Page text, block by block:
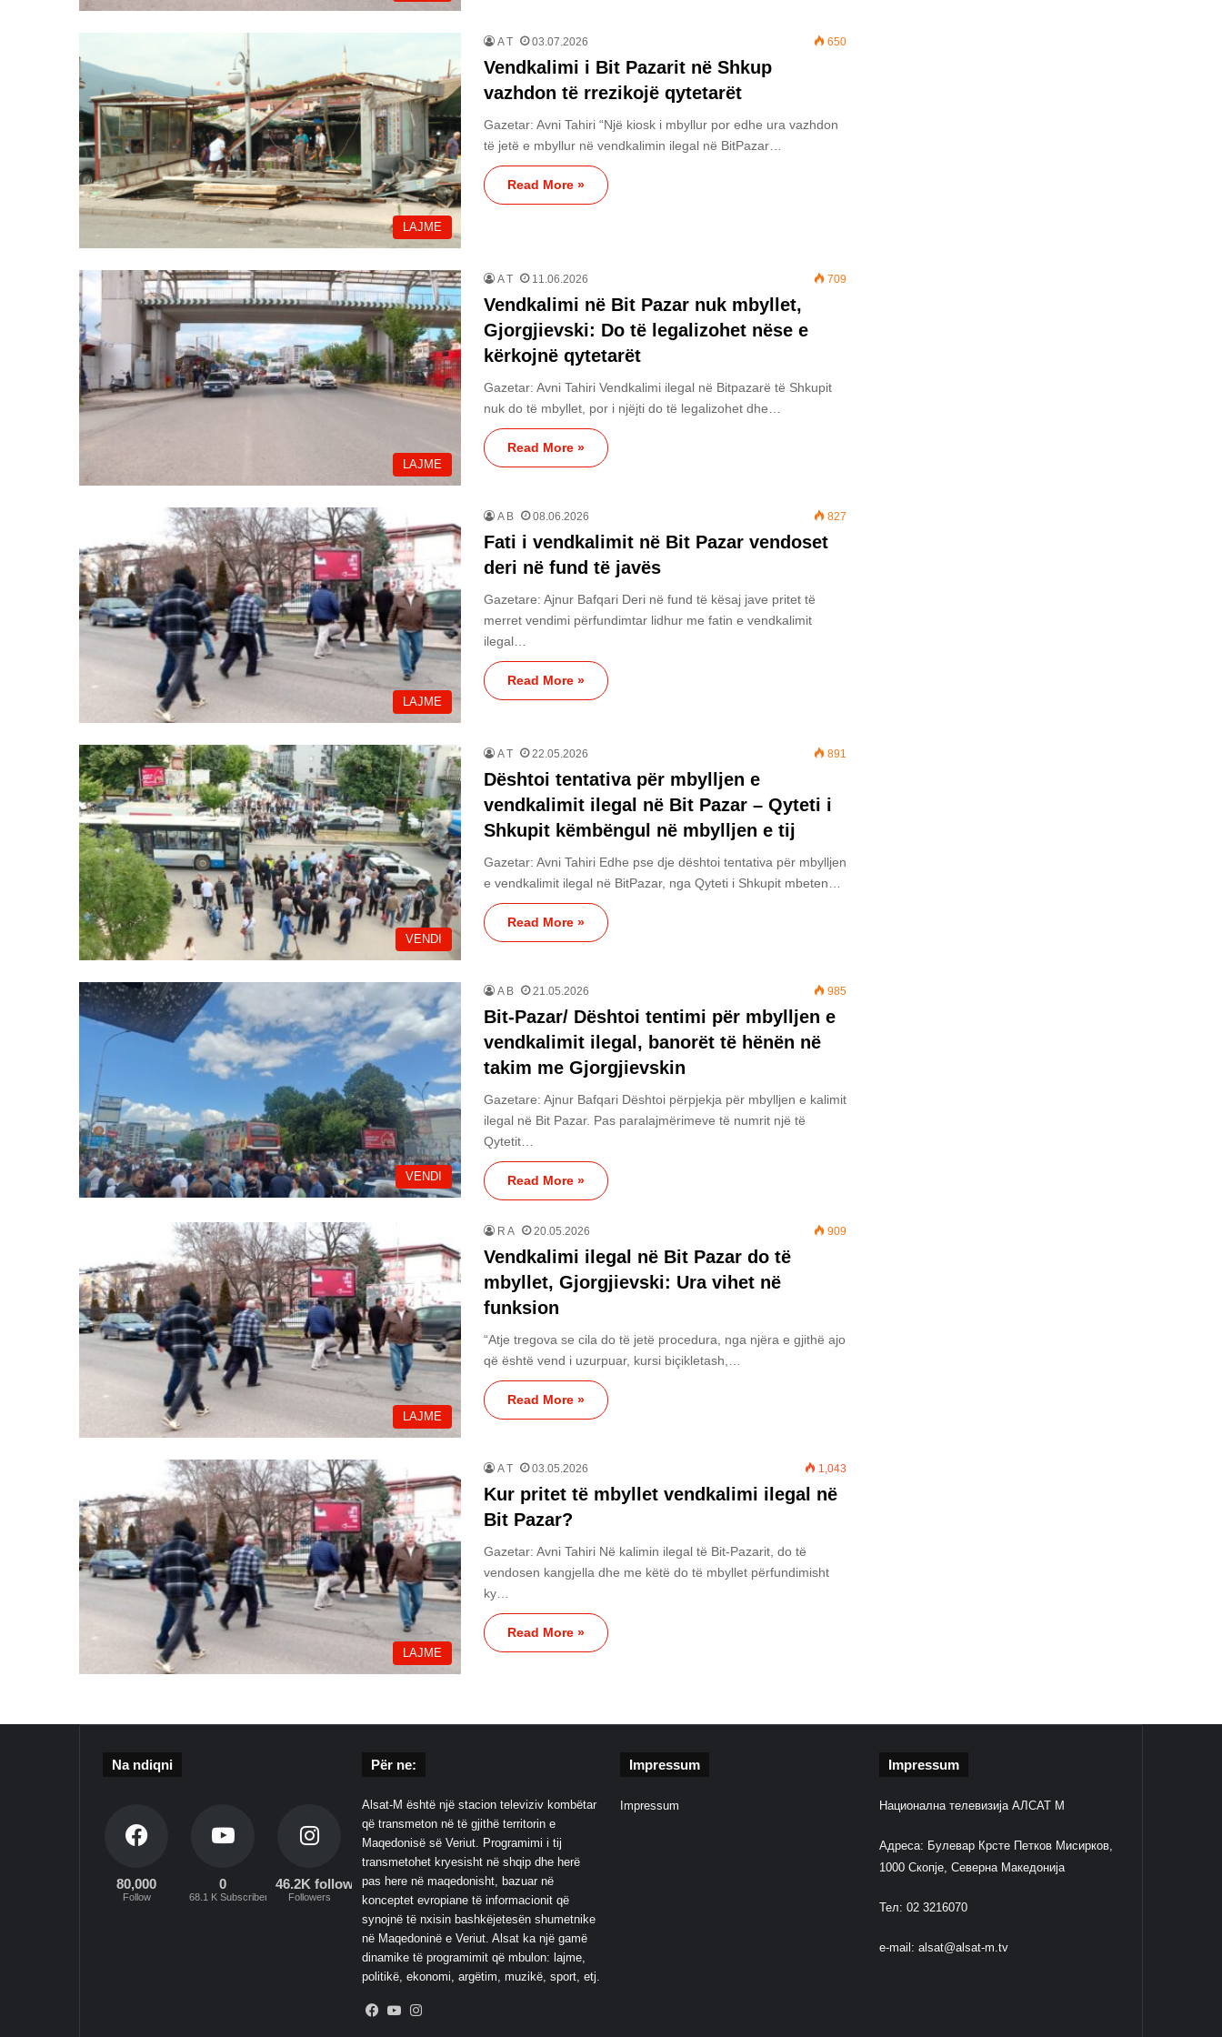
LAJME
A T 03.07.2026 650
Vendkalimi i Bit Pazarit në Shkup
vazhdon të rrezikojë qytetarët
Gazetar: Avni Tahiri “Një kiosk i mbyllur por edhe ura vazhdon
të jetë e mbyllur në vendkalimin ilegal në BitPazar…
Read More »
LAJME
A T 11.06.2026 709
Vendkalimi në Bit Pazar nuk mbyllet,
Gjorgjievski: Do të legalizohet nëse e
kërkojnë qytetarët
Gazetar: Avni Tahiri Vendkalimi ilegal në Bitpazarë të Shkupit
nuk do të mbyllet, por i njëjti do të legalizohet dhe…
Read More »
LAJME
A B 08.06.2026 827
Fati i vendkalimit në Bit Pazar vendoset
deri në fund të javës
Gazetare: Ajnur Bafqari Deri në fund të kësaj jave pritet të
merret vendimi përfundimtar lidhur me fatin e vendkalimit
ilegal…
Read More »
VENDI
A T 22.05.2026 891
Dështoi tentativa për mbylljen e
vendkalimit ilegal në Bit Pazar – Qyteti i
Shkupit këmbëngul në mbylljen e tij
Gazetar: Avni Tahiri Edhe pse dje dështoi tentativa për mbylljen
e vendkalimit ilegal në BitPazar, nga Qyteti i Shkupit mbeten…
Read More »
VENDI
A B 21.05.2026 985
Bit-Pazar/ Dështoi tentimi për mbylljen e
vendkalimit ilegal, banorët të hënën në
takim me Gjorgjievskin
Gazetare: Ajnur Bafqari Dështoi përpjekja për mbylljen e kalimit
ilegal në Bit Pazar. Pas paralajmërimeve të numrit një të
Qytetit…
Read More »
LAJME
R A 20.05.2026 909
Vendkalimi ilegal në Bit Pazar do të
mbyllet, Gjorgjievski: Ura vihet në
funksion
“Atje tregova se cila do të jetë procedura, nga njëra e gjithë ajo
që është vend i uzurpuar, kursi biçikletash,…
Read More »
LAJME
A T 03.05.2026 1,043
Kur pritet të mbyllet vendkalimi ilegal në
Bit Pazar?
Gazetar: Avni Tahiri Në kalimin ilegal të Bit-Pazarit, do të
vendosen kangjella dhe me këtë do të mbyllet përfundimisht
ky…
Read More »
Na ndiqni
80,000
Follow
0
68.1 K Subscribers
46.2K followers
Followers
Për ne:
Alsat-M është një stacion televiziv kombëtar
që transmeton në të gjithë territorin e
Maqedonisë së Veriut. Programimi i tij
transmetohet kryesisht në shqip dhe herë
pas here në maqedonisht, bazuar në
konceptet evropiane të informacionit që
synojnë të nxisin bashkëjetesën shumetnike
në Maqedoninë e Veriut. Alsat ka një gamë
dinamike të programimit që mbulon: lajme,
politikë, ekonomi, argëtim, muzikë, sport, etj.
Facebook
YouTube
Impressum
Impressum
Impressum
Национална телевизија АЛСАТ М
Адреса: Булевар Крсте Петков Мисирков,
1000 Скопје, Северна Македонија
Тел: 02 3216070
e-mail: alsat@alsat-m.tv